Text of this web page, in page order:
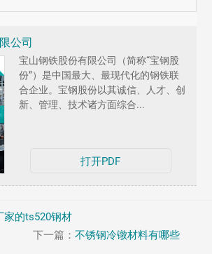
公司
宝山钢铁股份有限公司（简称“宝钢股
份”）是中国最大、最现代化的钢铁联
合企业。宝钢股份以其诚信、人才、创
新、管理、技术诸方面综合...
打开PDF
家的ts520钢材
下一篇：不锈钢冷镦材料有哪些